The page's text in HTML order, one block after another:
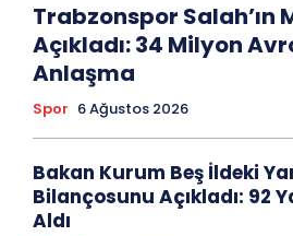
Trabzonspor Salah’ın
Açıkladı: 34 Milyon
Anlaşma
Spor 6 Ağustos 2026
Bakan Kurum Beş İldeki
Bilançosunu Açıkladı: 92
Aldı